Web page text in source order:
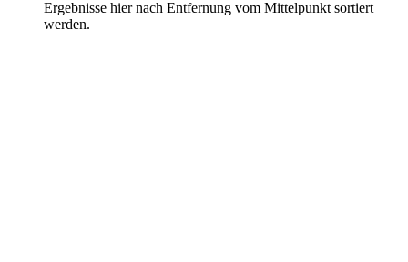
Ergebnisse hier nach Entfernung vom Mittelpunkt sortiert
werden.